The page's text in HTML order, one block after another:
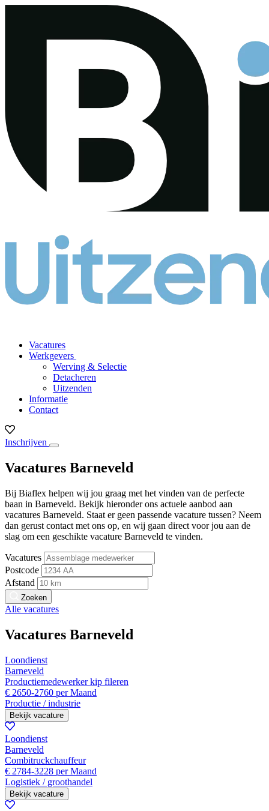
Vacatures
Werkgevers
Werving & Selectie
Detacheren
Uitzenden
Informatie
Contact
Inschrijven
Vacatures Barneveld
Bij Biaflex helpen wij jou graag met het vinden van de perfecte
baan in Barneveld. Bekijk hieronder ons actuele aanbod aan
vacatures Barneveld. Staat er geen passende vacature tussen? Neem
dan gerust contact met ons op, en wij gaan direct voor jou aan de
slag om een geschikte vacature Barneveld te vinden.
Vacatures
Postcode
Afstand
Zoeken
Alle vacatures
Vacatures Barneveld
Loondienst
Barneveld
Productiemedewerker kip fileren
€ 2650-2760 per Maand
Productie / industrie
Bekijk vacature
Loondienst
Barneveld
Combitruckchauffeur
€ 2784-3228 per Maand
Logistiek / groothandel
Bekijk vacature